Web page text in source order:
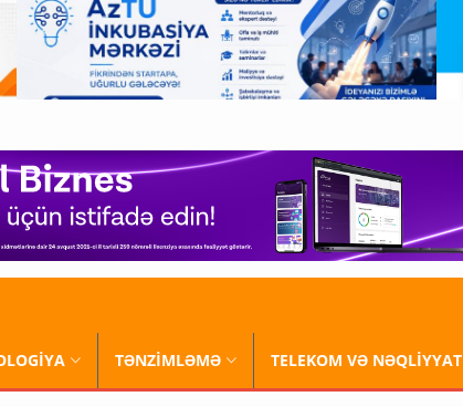
TƏNZİMLƏMƏ TELEKOM VƏ NƏQLİYYAT